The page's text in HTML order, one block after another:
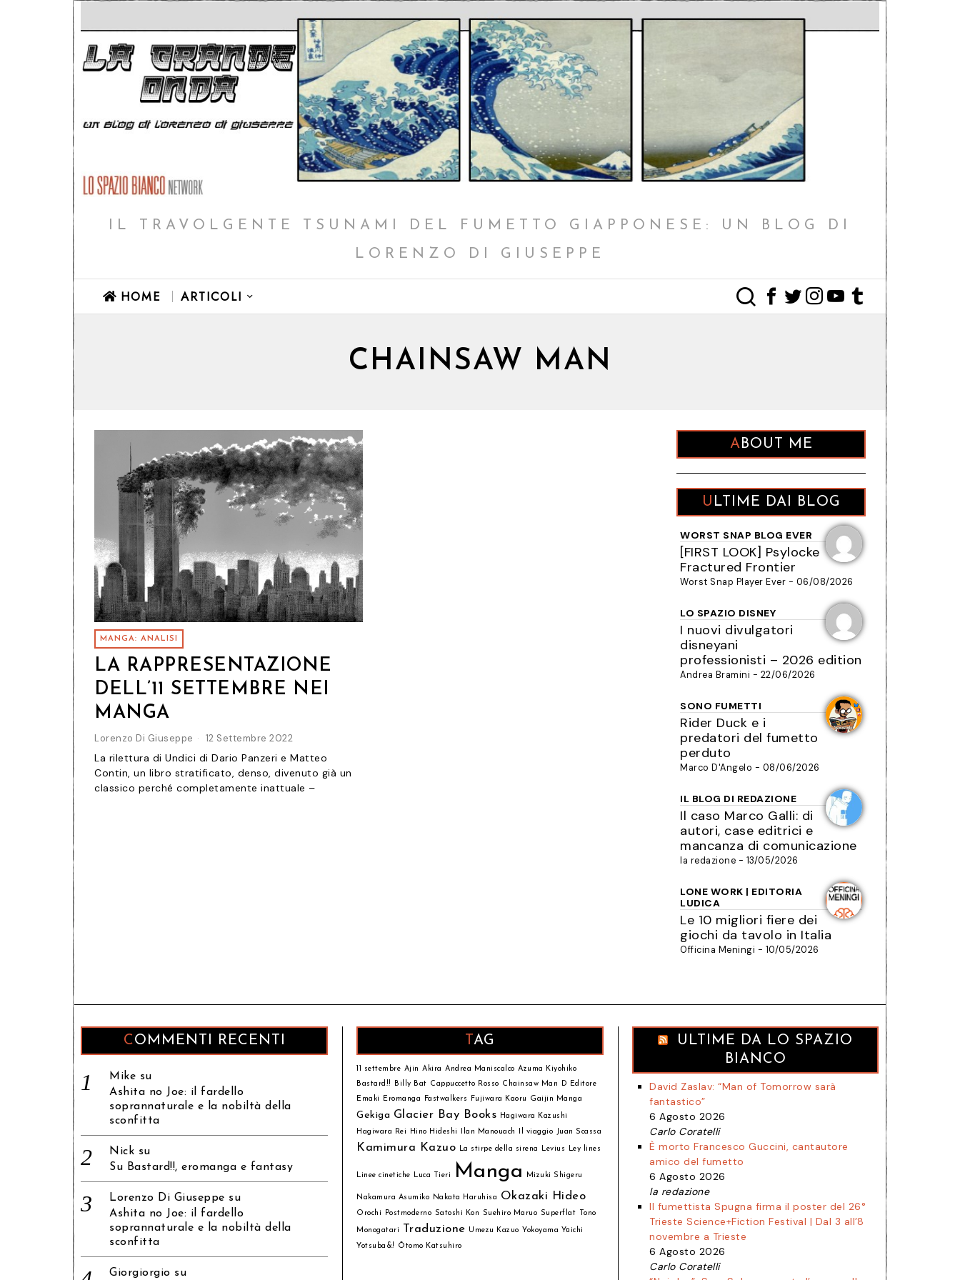
IL TRAVOLGENTE TSUNAMI DEL FUMETTO GIAPPONESE: UN BLOG DI
LORENZO DI GIUSEPPE
HOME ARTICOLI
CHAINSAW MAN
MANGA: ANALISI
LA RAPPRESENTAZIONE
DELL’11 SETTEMBRE NEI
MANGA
Lorenzo Di Giuseppe 12 Settembre 2022
La rilettura di Undici di Dario Panzeri e Matteo
Contin, un libro stratificato, denso, divenuto già un
classico perché completamente inattuale –
ABOUT ME
ULTIME DAI BLOG
WORST SNAP BLOG EVER
[FIRST LOOK] Psylocke
Fractured Frontier
Worst Snap Player Ever - 06/08/2026
LO SPAZIO DISNEY
I nuovi divulgatori
disneyani
professionisti – 2026 edition
Andrea Bramini - 22/06/2026
SONO FUMETTI
Rider Duck e i
predatori del fumetto
perduto
Marco D'Angelo - 08/06/2026
IL BLOG DI REDAZIONE
Il caso Marco Galli: di
autori, case editrici e
mancanza di comunicazione
la redazione - 13/05/2026
LONE WORK | EDITORIA
LUDICA
Le 10 migliori fiere dei
giochi da tavolo in Italia
Officina Meningi - 10/05/2026
COMMENTI RECENTI
Mike su
Ashita no Joe: il fardello
soprannaturale e la nobiltà della
sconfitta
Nick su
Su Bastard!!, eromanga e fantasy
Lorenzo Di Giuseppe su
Ashita no Joe: il fardello
soprannaturale e la nobiltà della
sconfitta
Giorgiorgio su
TAG
11 settembre Ajin Akira Andrea Maniscalco Azuma Kiyohiko
Bastard!!
Billy Bat Cappuccetto Rosso Chainsaw Man
D Editore
Emaki
Eromanga Fastwalkers Fujiwara Kaoru Gaijin Manga
Gekiga Glacier Bay Books
Hagiwara Kazushi
Hagiwara Rei
Hino Hideshi Ilan Manouach Il viaggio Juan Scassa
Kamimura Kazuo La stirpe della sirena Levius Ley lines
Linee cinetiche Luca Tieri Manga Mizuki Shigeru
Nakamura Asumiko Nakata Haruhisa Okazaki Hideo
Orochi Postmoderno Satoshi Kon Suehiro Maruo Superflat Tono
Monogatari Traduzione Umezu Kazuo Yokoyama Yūichi
Yotsuba&!
Ōtomo Katsuhiro
ULTIME DA LO SPAZIO
BIANCO
David Zaslav: “Man of Tomorrow sarà
fantastico”
6 Agosto 2026
Carlo Coratelli
È morto Francesco Guccini, cantautore
amico del fumetto
6 Agosto 2026
la redazione
Il fumettista Spugna firma il poster del 26°
Trieste Science+Fiction Festival | Dal 3 all’8
novembre a Trieste
6 Agosto 2026
Carlo Coratelli